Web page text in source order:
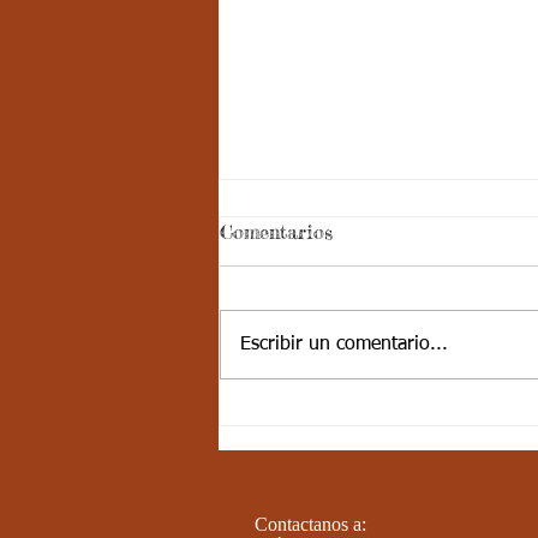
Comentarios
Escribir un comentario...
Contactanos a: